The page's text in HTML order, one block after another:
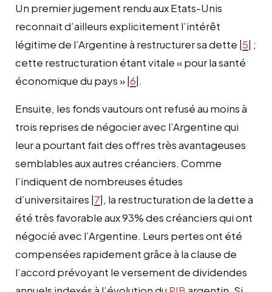
Un premier jugement rendu aux Etats-Unis
reconnait d’ailleurs explicitement l’intérêt
légitime de l’Argentine à restructurer sa dette |5| ;
cette restructuration étant vitale « pour la santé
économique du pays » |6|.
Ensuite, les fonds vautours ont refusé au moins à
trois reprises de négocier avec l’Argentine qui
leur a pourtant fait des offres très avantageuses
semblables aux autres créanciers. Comme
l’indiquent de nombreuses études
d’universitaires |7|, la restructuration de la dette a
été très favorable aux 93% des créanciers qui ont
négocié avec l’Argentine. Leurs pertes ont été
compensées rapidement grâce à la clause de
l’accord prévoyant le versement de dividendes